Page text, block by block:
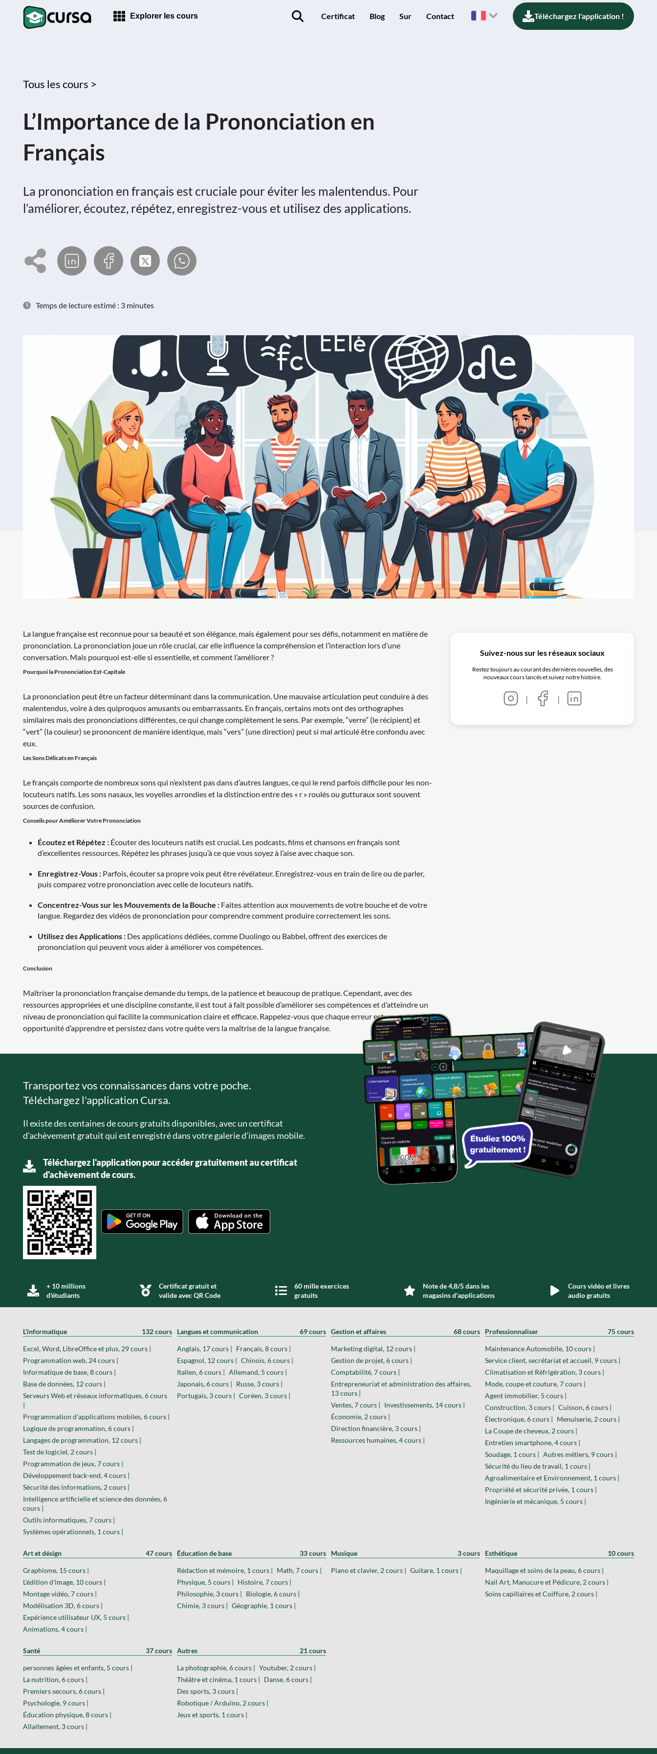
Explorer les cours Certificat Blog Sur Contact Téléchargez l'application !
Tous les cours >
L’Importance de la Prononciation en
Français
La prononciation en français est cruciale pour éviter les malentendus. Pour
l’améliorer, écoutez, répétez, enregistrez-vous et utilisez des applications.
Temps de lecture estimé : 3 minutes
La langue française est reconnue pour sa beauté et son élégance, mais également pour ses défis, notamment en matière de
prononciation. La prononciation joue un rôle crucial, car elle influence la compréhension et l’interaction lors d’une
conversation. Mais pourquoi est-elle si essentielle, et comment l’améliorer ?
Pourquoi la Prononciation Est-Capitale
La prononciation peut être un facteur déterminant dans la communication. Une mauvaise articulation peut conduire à des
malentendus, voire à des quiproquos amusants ou embarrassants. En français, certains mots ont des orthographes
similaires mais des prononciations différentes, ce qui change complètement le sens. Par exemple, “verre” (le récipient) et
“vert” (la couleur) se prononcent de manière identique, mais “vers” (une direction) peut si mal articulé être confondu avec
eux.
Les Sons Délicats en Français
Le français comporte de nombreux sons qui n’existent pas dans d’autres langues, ce qui le rend parfois difficile pour les non-
locuteurs natifs. Les sons nasaux, les voyelles arrondies et la distinction entre des « r » roulés ou gutturaux sont souvent
sources de confusion.
Conseils pour Améliorer Votre Prononciation
Écoutez et Répétez : Écouter des locuteurs natifs est crucial. Les podcasts, films et chansons en français sont
d’excellentes ressources. Répétez les phrases jusqu’à ce que vous soyez à l’aise avec chaque son.
Enregistrez-Vous : Parfois, écouter sa propre voix peut être révélateur. Enregistrez-vous en train de lire ou de parler,
puis comparez votre prononciation avec celle de locuteurs natifs.
Concentrez-Vous sur les Mouvements de la Bouche : Faites attention aux mouvements de votre bouche et de votre
langue. Regardez des vidéos de prononciation pour comprendre comment produire correctement les sons.
Utilisez des Applications : Des applications dédiées, comme Duolingo ou Babbel, offrent des exercices de
prononciation qui peuvent vous aider à améliorer vos compétences.
Conclusion
Maîtriser la prononciation française demande du temps, de la patience et beaucoup de pratique. Cependant, avec des
ressources appropriées et une discipline constante, il est tout à fait possible d’améliorer ses compétences et d’atteindre un
niveau de prononciation qui facilite la communication claire et efficace. Rappelez-vous que chaque erreur est une
opportunité d’apprendre et persistez dans votre quête vers la maîtrise de la langue française.
Suivez-nous sur les réseaux sociaux
Restez toujours au courant des dernières nouvelles, des
nouveaux cours lancés et suivez notre histoire.
| |
Transportez vos connaissances dans votre poche.
Téléchargez l'application Cursa.
Il existe des centaines de cours gratuits disponibles, avec un certificat
d'achèvement gratuit qui est enregistré dans votre galerie d'images mobile.
Téléchargez l'application pour accéder gratuitement au certificat
d'achèvement de cours.
+ 10 millions
d'étudiants
Certificat gratuit et
valide avec QR Code
60 mille exercices
gratuits
Note de 4,8/5 dans les
magasins d'applications
Cours vidéo et livres
audio gratuits
L'informatique 132 cours
Excel, Word, LibreOffice et plus, 29 cours |
Programmation web, 24 cours |
Informatique de base, 8 cours |
Base de données, 12 cours |
Serveurs Web et réseaux informatiques, 6 cours
|
Programmation d'applications mobiles, 6 cours |
Logique de programmation, 6 cours |
Langages de programmation, 12 cours |
Test de logiciel, 2 cours |
Programmation de jeux, 7 cours |
Développement back-end, 4 cours |
Sécurité des informations, 2 cours |
Intelligence artificielle et science des données, 6
cours |
Outils informatiques, 7 cours |
Systèmes opérationnels, 1 cours |
Langues et communication 69 cours
Anglais, 17 cours | Français, 8 cours |
Espagnol, 12 cours | Chinois, 6 cours |
Italien, 6 cours | Allemand, 5 cours |
Japonais, 6 cours | Russe, 3 cours |
Portugais, 3 cours | Coréen, 3 cours |
Gestion et affaires 68 cours
Marketing digital, 12 cours |
Gestion de projet, 6 cours |
Comptabilité, 7 cours |
Entrepreneuriat et administration des affaires,
13 cours |
Ventes, 7 cours | Investissements, 14 cours |
Économie, 2 cours |
Direction financière, 3 cours |
Ressources humaines, 4 cours |
Professionnaliser 75 cours
Maintenance Automobile, 10 cours |
Service client, secrétariat et accueil, 9 cours |
Climatisation et Réfrigération, 3 cours |
Mode, coupe et couture, 7 cours |
Agent immobilier, 5 cours |
Construction, 3 cours | Cuisson, 6 cours |
Électronique, 6 cours | Menuiserie, 2 cours |
La Coupe de cheveux, 2 cours |
Entretien smartphone, 4 cours |
Soudage, 1 cours | Autres métiers, 9 cours |
Sécurité du lieu de travail, 1 cours |
Agroalimentaire et Environnement, 1 cours |
Propriété et sécurité privée, 1 cours |
Ingénierie et mécanique, 5 cours |
Art et désign 47 cours
Graphisme, 15 cours |
L'édition d'image, 10 cours |
Montage vidéo, 7 cours |
Modélisation 3D, 6 cours |
Expérience utilisateur UX, 5 cours |
Animations, 4 cours |
Éducation de base 33 cours
Rédaction et mémoire, 1 cours | Math, 7 cours |
Physique, 5 cours | Histoire, 7 cours |
Philosophie, 3 cours | Biologie, 6 cours |
Chimie, 3 cours | Géographie, 1 cours |
Musique 3 cours
Piano et clavier, 2 cours | Guitare, 1 cours |
Esthétique 10 cours
Maquillage et soins de la peau, 6 cours |
Nail Art, Manucure et Pédicure, 2 cours |
Soins capillaires et Coiffure, 2 cours |
Santé 37 cours
personnes âgées et enfants, 5 cours |
La nutrition, 6 cours |
Premiers secours, 6 cours |
Psychologie, 9 cours |
Éducation physique, 8 cours |
Allaitement, 3 cours |
Autres 21 cours
La photographie, 6 cours | Youtuber, 2 cours |
Théâtre et cinéma, 1 cours | Danse, 6 cours |
Des sports, 3 cours |
Robotique / Arduino, 2 cours |
Jeux et sports, 1 cours |